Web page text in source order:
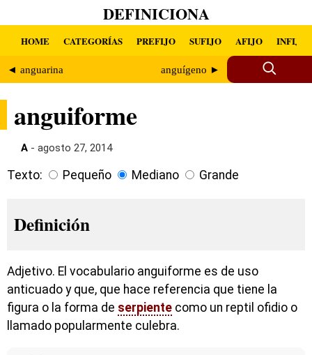
DEFINICIONA
HOME CATEGORÍAS PREFIJO SUFIJO AFIJO INFIJO
◄ anguarina anguígeno ►
anguiforme
A - agosto 27, 2014
Texto: Pequeño Mediano Grande
Definición
Adjetivo. El vocabulario anguiforme es de uso
anticuado y que, que hace referencia que tiene la
figura o la forma de serpiente como un reptil ofidio o
llamado popularmente culebra.